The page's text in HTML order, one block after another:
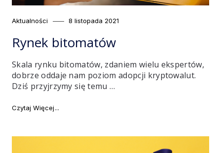
Category
Aktualności
Posted
8 listopada 2021
Rynek bitomatów
Skala rynku bitomatów, zdaniem wielu ekspertów,
dobrze oddaje nam poziom adopcji kryptowalut.
Dziś przyjrzymy się temu …
Czytaj Więcej